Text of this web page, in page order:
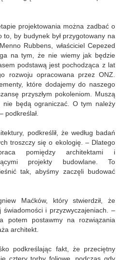
projektowania można zadbać o
by budynek był przygotowany na
Rubbens, właściciel Cepezed
na tym, że nie wiemy jak będzie
podstawą jest pochodząca z lat
rozwoju opracowana przez ONZ.
które dodajemy do naszego
przyszłym pokoleniom. Muszą
będą ograniczać. O tym należy
podkreślał.
podkreślił, że według badań
troszczy się o ekologię. – Dlatego
pomiędzy architektami i
projekty budowlane. To
tak, abyśmy zaczęli budować
Maćków, który stwierdził, że
i przyzwyczajeniach. –
potem postawmy na rozwiązania
architekt.
podkreślając fakt, że przeciętny